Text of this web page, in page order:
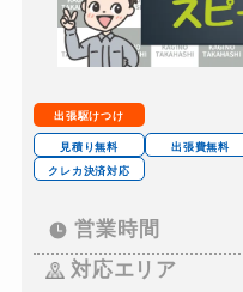
ロッカーカギ開け
ドアノブカギ開け
ドアノブカギ作成
ドアノブカギ交換
出張駆けつけ
見積り無料 出張費無料
クレカ決済対応
営業時間
対応エリア